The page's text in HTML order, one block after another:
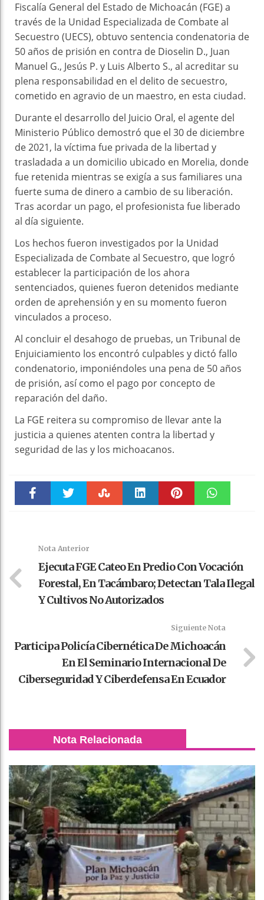
Fiscalía General del Estado de Michoacán (FGE) a
través de la Unidad Especializada de Combate al
Secuestro (UECS), obtuvo sentencia condenatoria de
50 años de prisión en contra de Dioselin D., Juan
Manuel G., Jesús P. y Luis Alberto S., al acreditar su
plena responsabilidad en el delito de secuestro,
cometido en agravio de un maestro, en esta ciudad.
Durante el desarrollo del Juicio Oral, el agente del
Ministerio Público demostró que el 30 de diciembre
de 2021, la víctima fue privada de la libertad y
trasladada a un domicilio ubicado en Morelia, donde
fue retenida mientras se exigía a sus familiares una
fuerte suma de dinero a cambio de su liberación.
Tras acordar un pago, el profesionista fue liberado
al día siguiente.
Los hechos fueron investigados por la Unidad
Especializada de Combate al Secuestro, que logró
establecer la participación de los ahora
sentenciados, quienes fueron detenidos mediante
orden de aprehensión y en su momento fueron
vinculados a proceso.
Al concluir el desahogo de pruebas, un Tribunal de
Enjuiciamiento los encontró culpables y dictó fallo
condenatorio, imponiéndoles una pena de 50 años
de prisión, así como el pago por concepto de
reparación del daño.
La FGE reitera su compromiso de llevar ante la
justicia a quienes atenten contra la libertad y
seguridad de las y los michoacanos.
Nota Anterior
Ejecuta FGE Cateo En Predio Con Vocación
Forestal, En Tacámbaro; Detectan Tala Ilegal
Y Cultivos No Autorizados
Siguiente Nota
Participa Policía Cibernética De Michoacán
En El Seminario Internacional De
Ciberseguridad Y Ciberdefensa En Ecuador
Nota Relacionada